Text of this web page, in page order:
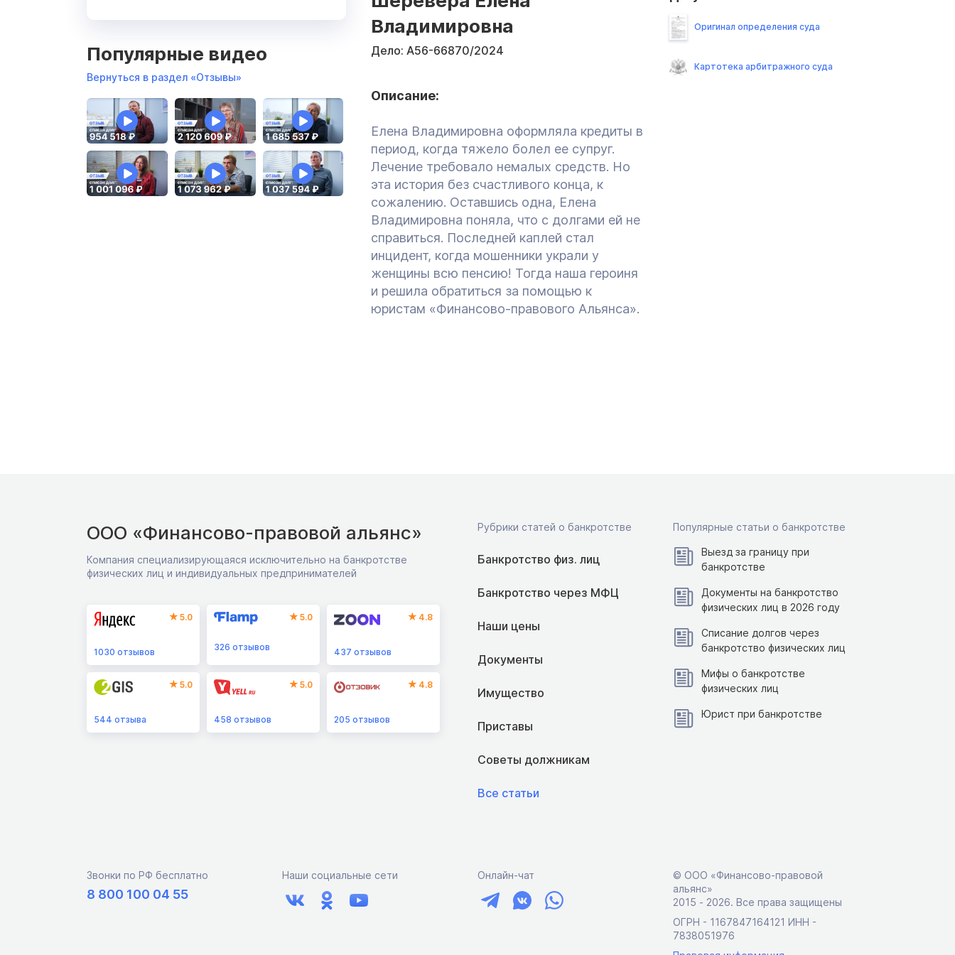
Популярные видео
Вернуться в раздел «Отзывы»
Владимировна
Дело: А56-66870/2024
Описание:
Елена Владимировна оформляла кредиты в
период, когда тяжело болел ее супруг.
Лечение требовало немалых средств. Но
эта история без счастливого конца, к
сожалению. Оставшись одна, Елена
Владимировна поняла, что с долгами ей не
справиться. Последней каплей стал
инцидент, когда мошенники украли у
женщины всю пенсию! Тогда наша героиня
и решила обратиться за помощью к
юристам «Финансово-правового Альянса».
Оригинал определения суда
Картотека арбитражного суда
ООО «Финансово-правовой альянс»
Компания специализирующаяся исключительно на банкротстве
физических лиц и индивидуальных предпринимателей
5.0
1030 отзывов
5.0
326 отзывов
4.8
437 отзывов
5.0
544 отзыва
5.0
458 отзывов
4.8
205 отзывов
Рубрики статей о банкротстве
Банкротство физ. лиц
Банкротство через МФЦ
Наши цены
Документы
Имущество
Приставы
Советы должникам
Все статьи
Популярные статьи о банкротстве
Выезд за границу при
банкротстве
Документы на банкротство
физических лиц в 2026 году
Списание долгов через
банкротство физических лиц
Мифы о банкротстве
физических лиц
Юрист при банкротстве
Звонки по РФ бесплатно
8 800 100 04 55
Наши социальные сети Онлайн-чат
© ООО «Финансово-правовой
альянс»
2015 ‑ 2026. Все права защищены
ОГРН - 1167847164121 ИНН -
7838051976